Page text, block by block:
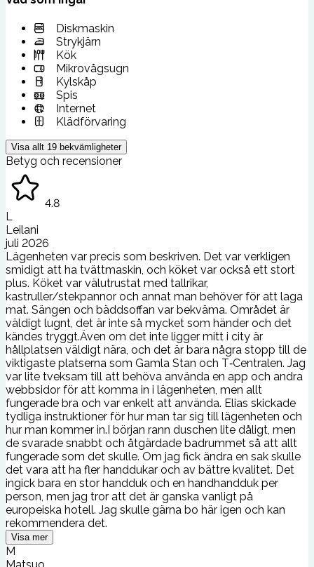
Diskmaskin
Strykjärn
Kök
Mikrovågsugn
Kylskåp
Spis
Internet
Klädförvaring
Visa allt 19 bekvämligheter
Betyg och recensioner
4.8
L
Leilani
juli 2026
Lägenheten var precis som beskriven. Det var verkligen
smidigt att ha tvättmaskin, och köket var också ett stort
plus. Köket var välutrustat med tallrikar,
kastruller/stekpannor och annat man behöver för att laga
mat. Sängen och bäddsoffan var bekväma. Området är
väldigt lugnt, det är inte så mycket som händer och det
kändes tryggt.Även om det inte ligger mitt i city är
hållplatsen väldigt nära, och det är bara några stopp till de
viktigaste platserna som Gamla Stan och T‑Centralen. Jag
var lite tveksam till att behöva använda en app och andra
webbsidor för att komma in i lägenheten, men allt
fungerade bra och var enkelt att använda. Elias skickade
tydliga instruktioner för hur man tar sig till lägenheten och
hur man kommer in.I början rann duschen lite dåligt, men
de svarade snabbt och åtgärdade badrummet så att allt
fungerade som det skulle. Om jag fick ändra en sak skulle
det vara att ha fler handdukar och av bättre kvalitet. Det
ingick bara en stor handduk och en handhandduk per
person, men jag tror att det är ganska vanligt på
europeiska hotell. Jag skulle gärna bo här igen och kan
rekommendera det.
Visa mer
M
Matsuo